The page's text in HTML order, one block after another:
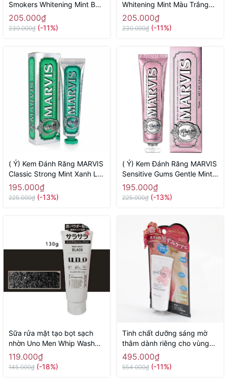
Smokers Whitening Mint Bạc
Trắng ( Dành Cho Người Hút
Thuốc Lá)
205.000₫
230.000₫ (-11%)
Whitening Mint Màu Trắng
85ml ( Chứa Tinh Chất Trắng
Răng)
205.000₫
230.000₫ (-11%)
( Ý) Kem Đánh Răng MARVIS
Classic Strong Mint Xanh Lá
( Vị Bạc Hà Thơm Mát)
195.000₫
225.000₫ (-13%)
( Ý) Kem Đánh Răng MARVIS
Sensitive Gums Gentle Mint
75ml Màu Hồng (Răng Nhạy
Cảm)
195.000₫
225.000₫ (-13%)
Sữa rửa mặt tạo bọt sạch
nhờn Uno Men Whip Wash
Black 130g - Hàng Nhật
chính hãng
119.000₫
145.000₫ (-18%)
Tinh chất dưỡng sáng mờ
thâm dành riêng cho vùng
nhũ hoa, vùng bikini, nách,
đùi trong Beppin Body Virgin
495.000₫
554.000₫ (-11%)